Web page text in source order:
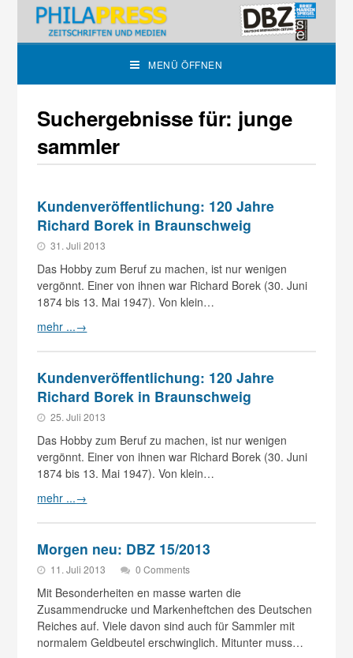
MENÜ ÖFFNEN
Suchergebnisse für: junge
sammler
Kundenveröffentlichung: 120 Jahre
Richard Borek in Braunschweig
31. Juli 2013
Das Hobby zum Beruf zu machen, ist nur wenigen
vergönnt. Einer von ihnen war Richard Borek (30. Juni
1874 bis 13. Mai 1947). Von klein…
mehr ...→
Kundenveröffentlichung: 120 Jahre
Richard Borek in Braunschweig
25. Juli 2013
Das Hobby zum Beruf zu machen, ist nur wenigen
vergönnt. Einer von ihnen war Richard Borek (30. Juni
1874 bis 13. Mai 1947). Von klein…
mehr ...→
Morgen neu: DBZ 15/2013
11. Juli 2013 0 Comments
Mit Besonderheiten en masse warten die
Zusammendrucke und Markenheftchen des Deutschen
Reiches auf. Viele davon sind auch für Sammler mit
normalem Geldbeutel erschwinglich. Mitunter muss…